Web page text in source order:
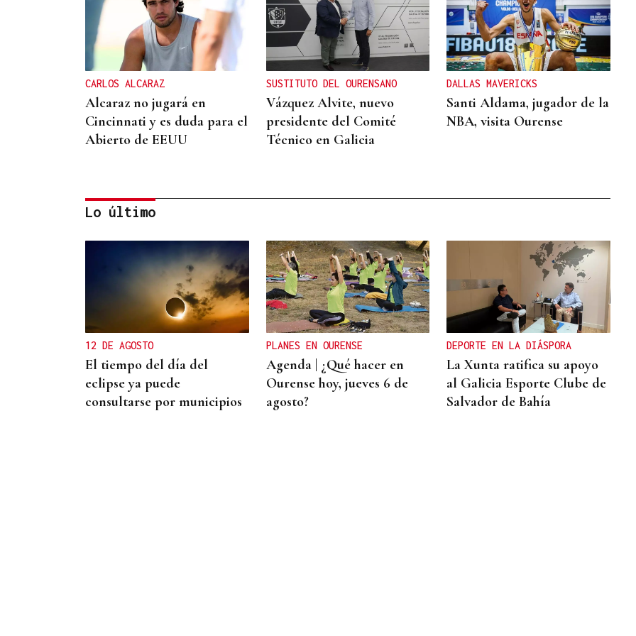
CARLOS ALCARAZ
Alcaraz no jugará en
Cincinnati y es duda para el
Abierto de EEUU
SUSTITUTO DEL OURENSANO
Vázquez Alvite, nuevo
presidente del Comité
Técnico en Galicia
DALLAS MAVERICKS
Santi Aldama, jugador de la
NBA, visita Ourense
2019, SU PRIMERA GRANDE
Pogacar vuelve a La Vuelta
siete años después y busca
conquistar el maillot rojo
Lo último
12 DE AGOSTO
El tiempo del día del
eclipse ya puede
consultarse por municipios
PLANES EN OURENSE
Agenda | ¿Qué hacer en
Ourense hoy, jueves 6 de
agosto?
DEPORTE EN LA DIÁSPORA
La Xunta ratifica su apoyo
al Galicia Esporte Clube de
Salvador de Bahía